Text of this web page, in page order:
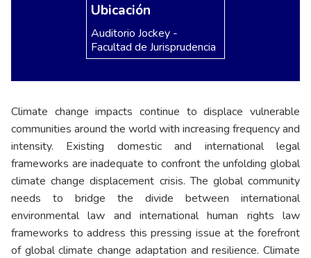
Ubicación
Auditorio Jockey -
Facultad de Jurisprudencia
Climate change impacts continue to displace vulnerable
communities around the world with increasing frequency and
intensity. Existing domestic and international legal
frameworks are inadequate to confront the unfolding global
climate change displacement crisis. The global community
needs to bridge the divide between international
environmental law and international human rights law
frameworks to address this pressing issue at the forefront
of global climate change adaptation and resilience. Climate